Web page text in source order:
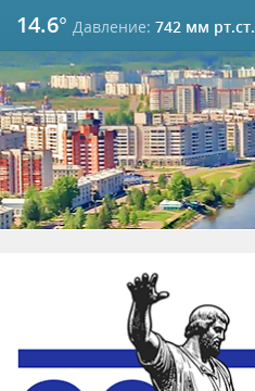
14.6° Давление: 742 мм рт.ст.